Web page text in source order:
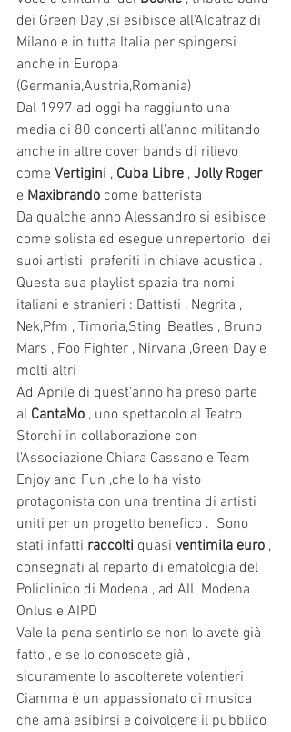
dei Green Day ,si esibisce all'Alcatraz di
Milano e in tutta Italia per spingersi
anche in Europa
(Germania,Austria,Romania)
Dal 1997 ad oggi ha raggiunto una
media di 80 concerti all'anno militando
anche in altre cover bands di rilievo
come Vertigini , Cuba Libre , Jolly Roger
e Maxibrando come batterista
Da qualche anno Alessandro si esibisce
come solista ed esegue unrepertorio  dei
suoi artisti  preferiti in chiave acustica .
Questa sua playlist spazia tra nomi
italiani e stranieri : Battisti , Negrita ,
Nek,Pfm , Timoria,Sting ,Beatles , Bruno
Mars , Foo Fighter , Nirvana ,Green Day e
molti altri
Ad Aprile di quest'anno ha preso parte
al CantaMo , uno spettacolo al Teatro
Storchi in collaborazione con
l'Associazione Chiara Cassano e Team
Enjoy and Fun ,che lo ha visto
protagonista con una trentina di artisti
uniti per un progetto benefico .  Sono
stati infatti raccolti quasi ventimila euro ,
consegnati al reparto di ematologia del
Policlinico di Modena , ad AIL Modena
Onlus e AIPD
Vale la pena sentirlo se non lo avete già
fatto , e se lo conoscete già ,
sicuramente lo ascolterete volentieri
Ciamma è un appassionato di musica
che ama esibirsi e coivolgere il pubblico